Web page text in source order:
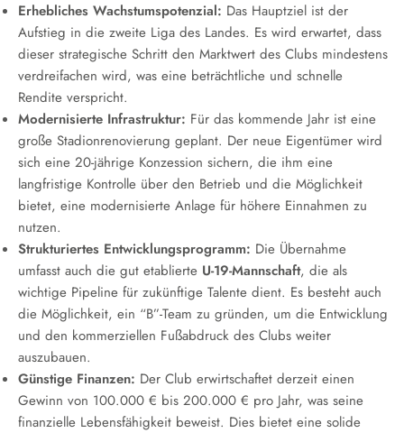
Erhebliches Wachstumspotenzial: Das Hauptziel ist der
Aufstieg in die zweite Liga des Landes. Es wird erwartet, dass
dieser strategische Schritt den Marktwert des Clubs mindestens
verdreifachen wird, was eine beträchtliche und schnelle
Rendite verspricht.
Modernisierte Infrastruktur: Für das kommende Jahr ist eine
große Stadionrenovierung geplant. Der neue Eigentümer wird
sich eine 20-jährige Konzession sichern, die ihm eine
langfristige Kontrolle über den Betrieb und die Möglichkeit
bietet, eine modernisierte Anlage für höhere Einnahmen zu
nutzen.
Strukturiertes Entwicklungsprogramm: Die Übernahme
umfasst auch die gut etablierte U-19-Mannschaft, die als
wichtige Pipeline für zukünftige Talente dient. Es besteht auch
die Möglichkeit, ein “B”-Team zu gründen, um die Entwicklung
und den kommerziellen Fußabdruck des Clubs weiter
auszubauen.
Günstige Finanzen: Der Club erwirtschaftet derzeit einen
Gewinn von 100.000 € bis 200.000 € pro Jahr, was seine
finanzielle Lebensfähigkeit beweist. Dies bietet eine solide